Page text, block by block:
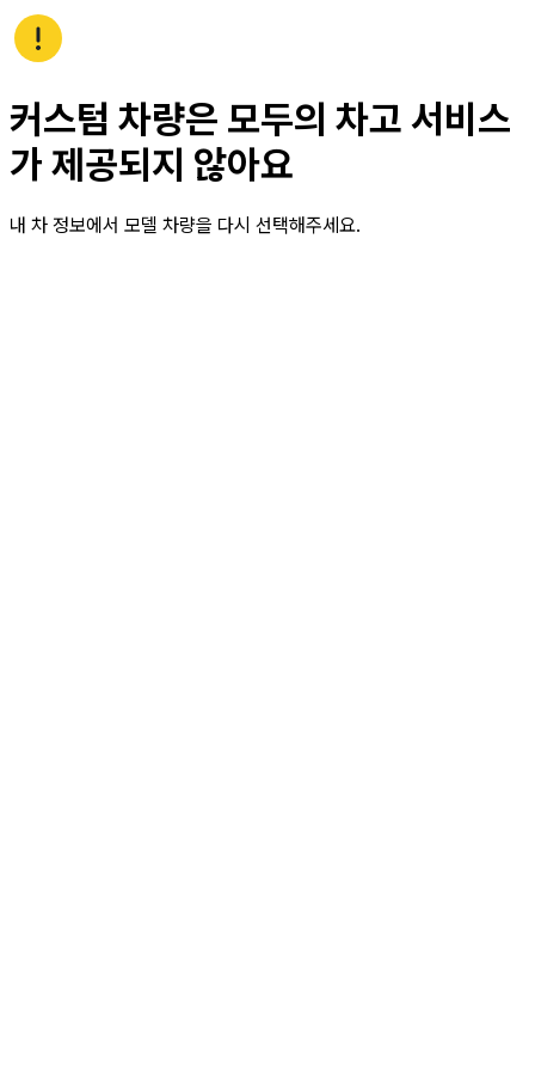
커스텀 차량은 모두의 차고 서비스
가 제공되지 않아요
내 차 정보에서 모델 차량을 다시 선택해주세요.